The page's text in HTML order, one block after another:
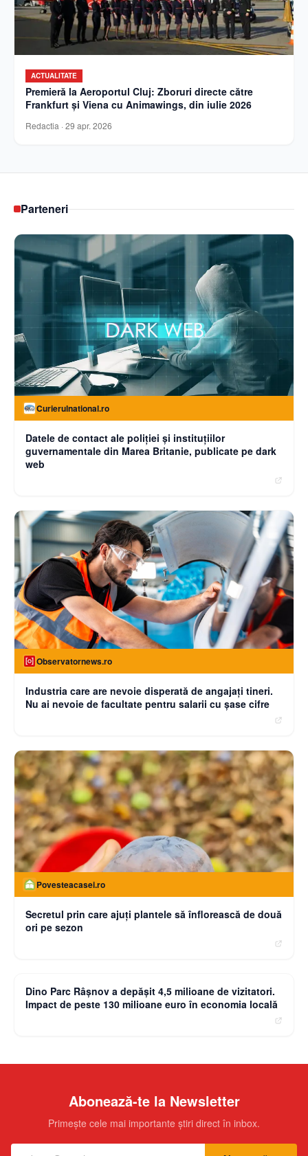
ACTUALITATE
Premieră la Aeroportul Cluj: Zboruri directe către
Frankfurt și Viena cu Animawings, din iulie 2026
Redactia · 29 apr. 2026
Parteneri
Curierulnational.ro
Datele de contact ale poliției și instituțiilor
guvernamentale din Marea Britanie, publicate pe dark
web
Observatornews.ro
Industria care are nevoie disperată de angajaţi tineri.
Nu ai nevoie de facultate pentru salarii cu şase cifre
Povesteacasei.ro
Secretul prin care ajuți plantele să înflorească de două
ori pe sezon
Dino Parc Râșnov a depășit 4,5 milioane de vizitatori.
Impact de peste 130 milioane euro în economia locală
Abonează-te la Newsletter
Primește cele mai importante știri direct în inbox.